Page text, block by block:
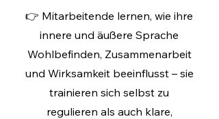
👉 Mitarbeitende lernen, wie ihre
innere und äußere Sprache
Wohlbefinden, Zusammenarbeit
und Wirksamkeit beeinflusst – sie
trainieren sich selbst zu
regulieren als auch klare,